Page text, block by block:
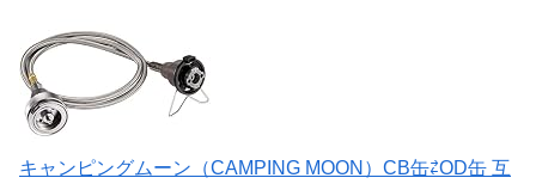
キャンピングムーン（CAMPING MOON）CB缶⇄OD缶 互